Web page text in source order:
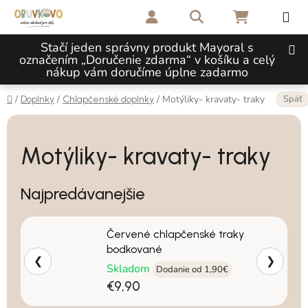
Prejsť na obsah
Stačí jeden správny produkt Mayoral s
označením „Doručenie zdarma“ v košíku a celý
nákup vám doručíme úplne zadarmo
Hľadať NÁKUPNÝ
Domov
/ Doplnky / Chlapčenské doplnky / Motýliky- kravaty- traky Späť
Motýliky- kravaty- traky
Najpredávanejšie
Červené chlapčenské traky
bodkované
Skladom Dodanie od 1,90€
€9,90
❮ ❯